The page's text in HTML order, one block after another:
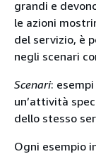
grandi e
le azioni
del servizio, è
negli scenari
Scenari:
un’attività
dello stesso
Ogni esempio